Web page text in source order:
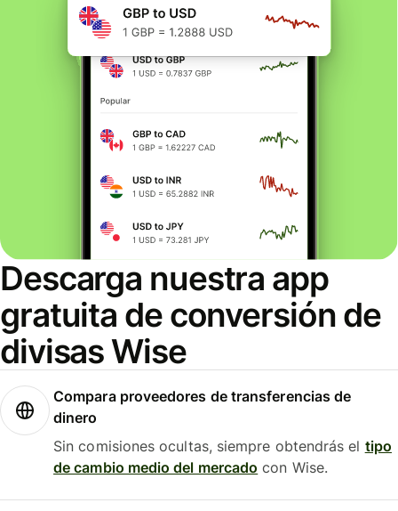
Descarga nuestra app
gratuita de conversión de
divisas Wise
Compara proveedores de transferencias de
dinero
Sin comisiones ocultas, siempre obtendrás el tipo
de cambio medio del mercado con Wise.